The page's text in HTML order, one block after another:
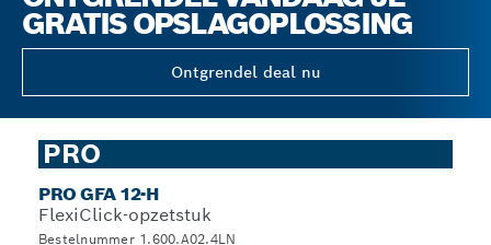
GRATIS OPSLAGOPLOSSING
Ontgrendel deal nu
PRO
PRO GFA 12-H
FlexiClick-opzetstuk
Bestelnummer 1.600.A02.4LN